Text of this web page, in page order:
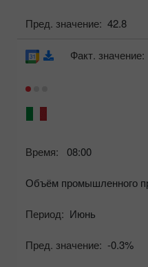
Пред. значение: 42.8
Время: 08:00
Объём промышленного
Период: Июнь
Пред. значение: -0.3%
Факт. значение: